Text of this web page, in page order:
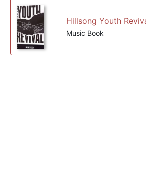
Hillsong Youth
Music Book